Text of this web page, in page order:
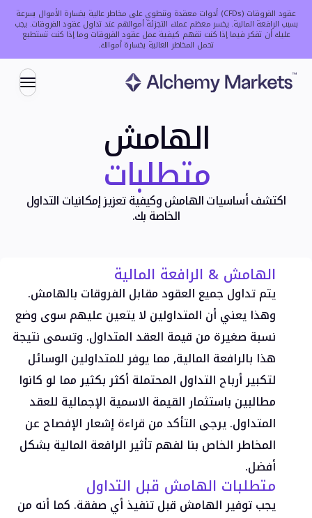
عقود الفروقات (CFDs) أدوات معقدة وتنطوي على مخاطر عالية بخسارة الأموال بسرعة
بسبب الرافعة المالية. يخسر معظم عملاء التجزئة أموالهم عند تداول عقود الفروقات. يجب
عليك أن تفكر فيما إذا كنت تفهم كيفية عمل عقود الفروقات وما إذا كنت تستطيع
تحمل المخاطر العالية بخسارة أموالك.
العملات
صناديق الاستثمار المتداولة
استثمر
حساب ذو عائد مرتفع
مؤسسي
نسخ التداول
الشروط
الإيداعات والسحوبات
الهامش
متطلبات
اكتشف أساسيات الهامش وكيفية تعزيز إمكانيات التداول
الخاصة بك.
الهامش & الرافعة المالية
يتم تداول جميع العقود مقابل الفروقات بالهامش.
وهذا يعني أن المتداولين لا يتعين عليهم سوى وضع
نسبة صغيرة من قيمة العقد المتداول. وتسمى نتيجة
هذا بالرافعة المالية, مما يوفر للمتداولين الوسائل
لتكبير أرباح التداول المحتملة أكثر بكثير مما لو كانوا
مطالبين باستثمار القيمة الاسمية الإجمالية للعقد
المتداول. يرجى التأكد من قراءة إشعار الإفصاح عن
المخاطر الخاص بنا لفهم تأثير الرافعة المالية بشكل
أفضل.
متطلبات الهامش قبل التداول
يجب توفير الهامش قبل تنفيذ أي صفقة. كما أنه من